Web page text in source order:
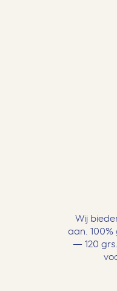
Wij
aan.
— 120